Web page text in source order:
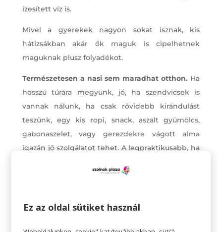
ízesített víz is.
Mivel a gyerekek nagyon sokat isznak, kis
hátizsákban akár ők maguk is cipelhetnek
maguknak plusz folyadékot.
Természetesen a nasi sem maradhat otthon. Ha
hosszú túrára megyünk, jó, ha szendvicsek is
vannak nálunk, ha csak rövidebb kirándulást
teszünk, egy kis ropi, snack, aszalt gyümölcs,
gabonaszelet, vagy gerezdekre vágott alma
igazán jó szolgálatot tehet. A legpraktikusabb, ha
nagyon szomjas a gyermek. A ragacsos cukros
Tisztálkodásra alkalmas dolgok is kerüljenek a
Ez az oldal sütiket használ